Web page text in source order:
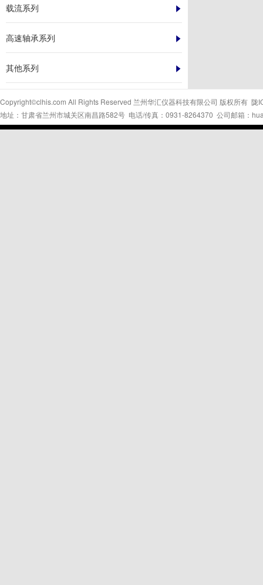
载流系列
高速轴承系列
其他系列
Copyright©clhis.com All Rights Reserved 兰州华汇仪器科技有限公司 版权所有 陇
地址：甘肃省兰州市城关区南昌路582号 电话/传真：0931-8264370 公司邮箱：